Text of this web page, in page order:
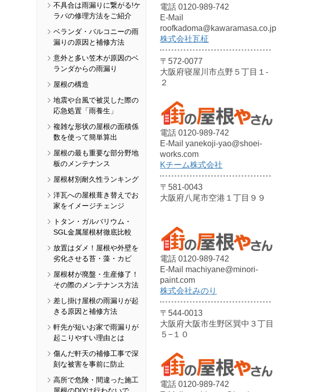
不具合は雨漏りに繋がる!ケ
ラバの修理方法をご紹介
ベランダ・バルコニーの雨
漏りの原因と補修方法
意外と多い笠木が原因のベ
ランダからの雨漏り
屋根の構造
地震や台風で被災した際の
応急処置「雨養生」
複雑な形状の屋根の面積係
数を使って簡単算出
屋根の最も重要な部分野地
板のメンテナンス
屋根材別耐久性ランキング
洋瓦への屋根葺き替えでお
家をイメージチェンジ
トタン・ガルバリウム・
SGL金属屋根材徹底比較
放置はダメ！屋根や外壁を
劣化させる苔・藻・カビ
屋根材が廃盤・生産修了！
その際のメンテナンス方法
差し掛け屋根の雨漏りが起
きる原因と補修方法
軒先が短いお家で雨漏りが
起こりやすい理由とは
傷んだ軒天の補修工事で深
刻な被害を事前に防止
高所で危険・間違った施工
屋根のDIYは行わないで
電話 0120-989-742
E-Mail
roofkadoma@kawaramasa.co.jp
株式会社瓦柾
〒572-0077
大阪府寝屋川市点野５丁目１-
２
電話 0120-989-742
E-Mail yanekoji-yao@shoei-
works.com
Kチーム株式会社
〒581-0043
大阪府八尾市空港１丁目９９
電話 0120-989-742
E-Mail machiyane@minori-
paint.com
株式会社みのり
〒544-0013
大阪府大阪市生野区巽中３丁目
５−１０
電話 0120-989-742